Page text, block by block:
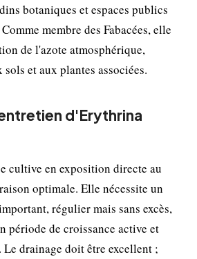
botaniques et espaces publics
membre des Fabacées, elle
de l'azote atmosphérique,
et aux plantes associées.
d'Erythrina
cultive en exposition directe au
optimale. Elle nécessite un
régulier mais sans excès,
période de croissance active et
Le drainage doit être excellent ;